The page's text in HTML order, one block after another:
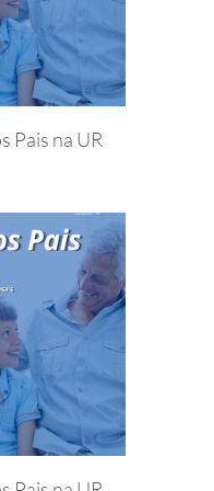
Pais na UR